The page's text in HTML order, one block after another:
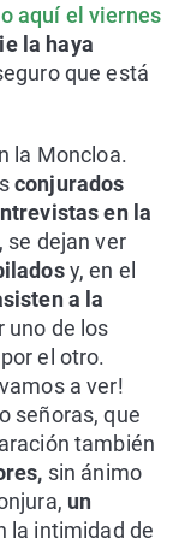
aquí el viernes
la haya
que está
la Moncloa.
conjurados
en la
se dejan ver
y, en el
a la
uno de los
el otro.
a ver!
señoras, que
también
sin ánimo
un
la intimidad de